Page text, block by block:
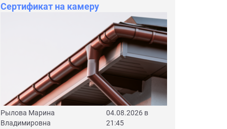
Сертификат на камеру
Рылова Марина
Владимировна
04.08.2026 в
21:45